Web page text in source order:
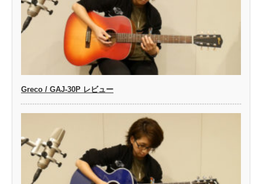
Greco / GAJ-30P レビュー